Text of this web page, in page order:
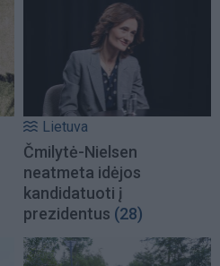
Lietuva
Čmilytė-Nielsen
neatmeta idėjos
kandidatuoti į
prezidentus (28)